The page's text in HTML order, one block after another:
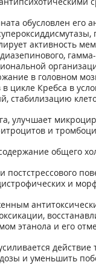
обусловлен
активность
в головном
цикле Кребса в
стабилизацию
улучшает
и
общего
и
этанола и его
дозы и уменьшить